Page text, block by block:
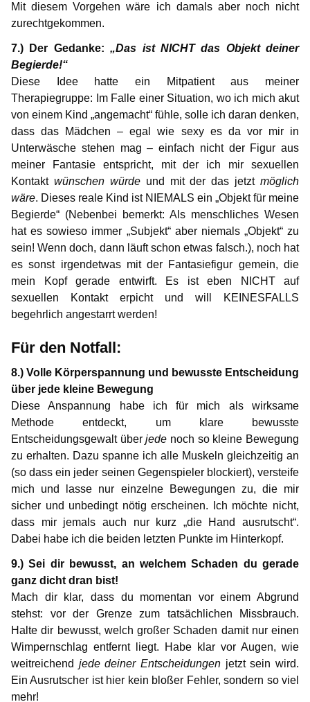
Mit diesem Vorgehen wäre ich damals aber noch nicht
zurechtgekommen.
7.) Der Gedanke:„Das ist NICHT das Objekt deiner
Begierde!“
Diese Idee hatte ein Mitpatient aus meiner
Therapiegruppe: Im Falle einer Situation, wo ich mich akut
von einem Kind „angemacht“ fühle, solle ich daran denken,
dass das Mädchen – egal wie sexy es da vor mir in
Unterwäsche stehen mag – einfach nicht der Figur aus
meiner Fantasie entspricht, mit der ich mir sexuellen
Kontakt wünschen würdeund mit der das jetzt möglich
wäre. Dieses reale Kind ist NIEMALS ein „Objekt für meine
Begierde“ (Nebenbei bemerkt: Als menschliches Wesen
hat es sowieso immer „Subjekt“ aber niemals „Objekt“ zu
sein! Wenn doch, dann läuft schon etwas falsch.), noch hat
es sonst irgendetwas mit der Fantasiefigur gemein, die
mein Kopf gerade entwirft. Es ist eben NICHT auf
sexuellen Kontakt erpicht und will KEINESFALLS
begehrlich angestarrt werden!
Für den Notfall:
8.) Volle Körperspannung und bewusste Entscheidung
über jede kleine Bewegung
Diese Anspannung habe ich für mich als wirksame
Methode entdeckt, um klare bewusste
Entscheidungsgewalt überjede noch so kleine Bewegung
zu erhalten. Dazu spanne ich alle Muskeln gleichzeitig an
(so dass ein jeder seinen Gegenspieler blockiert), versteife
mich und lasse nur einzelne Bewegungen zu, die mir
sicher und unbedingt nötig erscheinen. Ich möchte nicht,
dass mir jemals auch nur kurz „die Hand ausrutscht“.
Dabei habe ich die beiden letzten Punkte im Hinterkopf.
9.) Sei dir bewusst, an welchem Schaden du gerade
ganz dicht dran bist!
Mach dir klar, dass du momentan vor einem Abgrund
stehst: vor der Grenze zum tatsächlichen Missbrauch.
Halte dir bewusst, welch großer Schaden damit nur einen
Wimpernschlag entfernt liegt. Habe klar vor Augen, wie
weitreichend jede deiner Entscheidungen jetzt sein wird.
Ein Ausrutscher ist hier kein bloßer Fehler, sondern so viel
mehr!